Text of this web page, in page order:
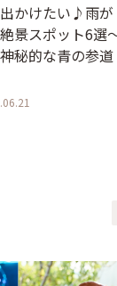
かけたい♪雨が
景スポット6選
秘的な青の参道